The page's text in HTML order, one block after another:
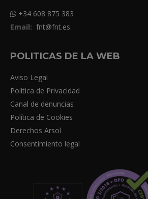
+34 608 875 383
Email: fnt@fnt.es
POLITICAS DE LA WEB
Aviso Legal
Política de Privacidad
Canal de denuncias
Política de Cookies
Derechos Arsol
Consentimiento legal